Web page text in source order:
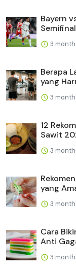
Bayern
3
Berapa
yang
3
12
Sawit
3
yang
3
Cara
Anti
3